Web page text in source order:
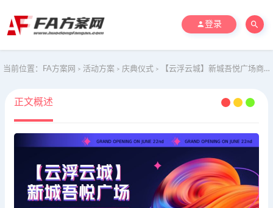
登录
当前位置： FA方案网 > 活动方案 > 庆典仪式 > 【云浮云城】新城吾悦广场商业地产开业盛典活动策划案
正文概述